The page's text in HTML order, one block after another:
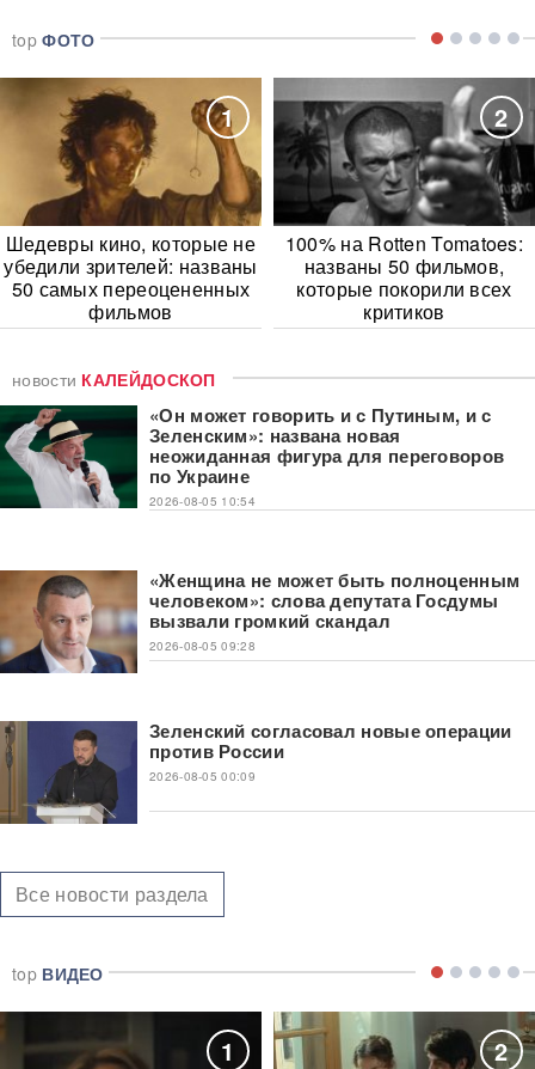
topФОТО
1
Шедевры кино, которые не
убедили зрителей: названы
50 самых переоцененных
фильмов
2
100% на Rotten Tomatoes:
названы 50 фильмов,
которые покорили всех
критиков
новости КАЛЕЙДОСКОП
«Он может говорить и с Путиным, и с
Зеленским»: названа новая
неожиданная фигура для переговоров
по Украине
2026-08-05 10:54
«Женщина не может быть полноценным
человеком»: слова депутата Госдумы
вызвали громкий скандал
2026-08-05 09:28
Зеленский согласовал новые операции
против России
2026-08-05 00:09
Все новости раздела
top ВИДЕО
1 2